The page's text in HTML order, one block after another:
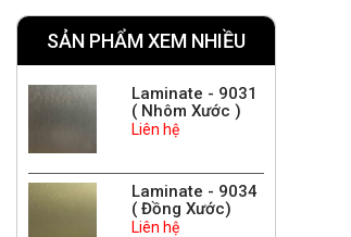
SẢN PHẨM XEM NHIỀU
Laminate - 9031
( Nhôm Xước )
Liên hệ
Laminate - 9034
( Đồng Xước)
Liên hệ